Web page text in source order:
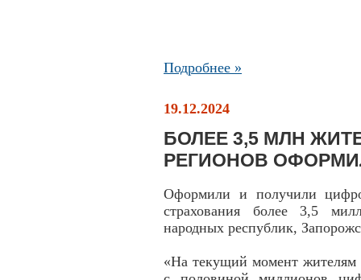
Подробнее »
19.12.2024
БОЛЕЕ 3,5 МЛН
РЕГИОНОВ
Оформили и получили
страхования более 3,5
народных республик,
«На текущий момент жителям